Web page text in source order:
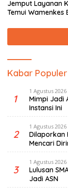
Jemput Layanan
Temui Wamenkes
Kabar Populer
1
1 Agustus 2026
Mimpi Jadi
Instansi Ini
2
1 Agustus 2026
Dilaporkan
Mencari
3
1 Agustus 2026
Lulusan
Jadi ASN